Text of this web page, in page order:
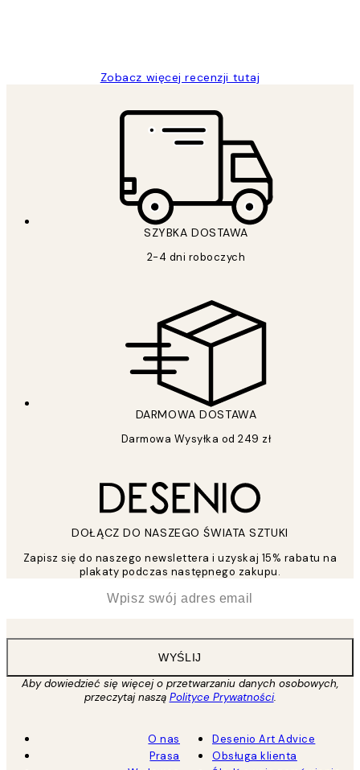
Zobacz więcej recenzji tutaj
SZYBKA DOSTAWA
2-4 dni roboczych
DARMOWA DOSTAWA
Darmowa Wysyłka od 249 zł
DOŁĄCZ DO NASZEGO ŚWIATA SZTUKI
Zapisz się do naszego newslettera i uzyskaj 15% rabatu na
plakaty podczas następnego zakupu.
WYŚLIJ
Aby dowiedzieć się więcej o przetwarzaniu danych osobowych,
przeczytaj naszą Polityce Prywatności.
O nas
Prasa
Desenio Art Advice
Obsługa klienta